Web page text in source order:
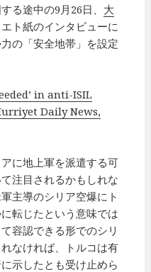
る途中の9月26日、 大
ト紙のインタビューに
の「安全地帯」を設定
in anti-ISIL
Daily News,
に地上軍を派遣する可
注目されるかもしれな
主導のシリア空爆にト
転じたという意味では
容認できる形でのシリ
なければ、トルコは有
示したとも受け止めら